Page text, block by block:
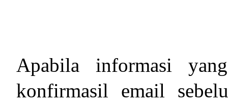
Apabila informasi
konfirmasil email